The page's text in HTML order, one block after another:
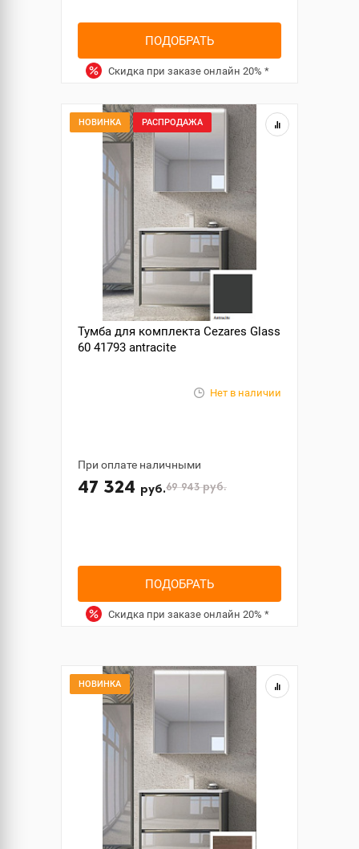
ПОДОБРАТЬ
Скидка при заказе онлайн 20% *
НОВИНКА РАСПРОДАЖА
Тумба для комплекта Cezares Glass
60 41793 antracite
Нет в наличии
При оплате наличными
47 324 руб.69 943руб.
ПОДОБРАТЬ
Скидка при заказе онлайн 20% *
НОВИНКА